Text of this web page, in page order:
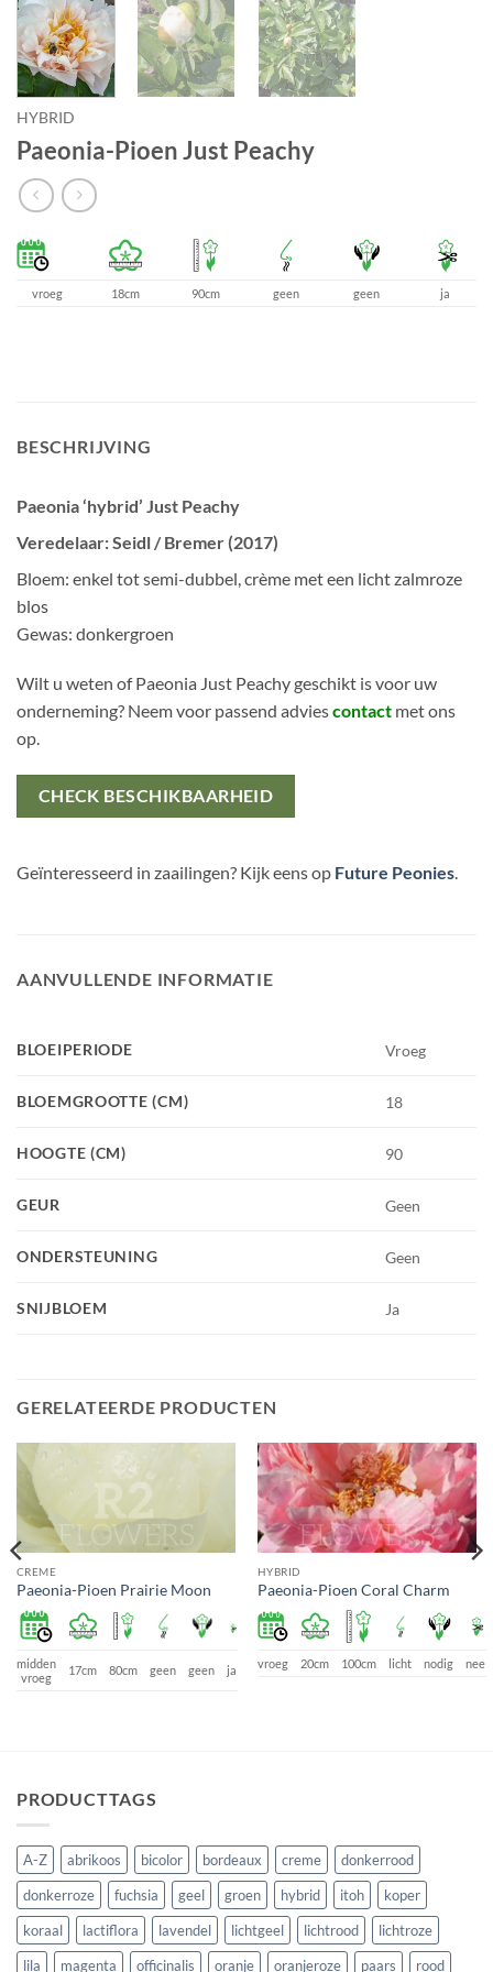
HYBRID
Paeonia-Pioen Just Peachy
vroeg 18cm 90cm geen geen ja
BESCHRIJVING
Paeonia ‘hybrid’ Just Peachy
Veredelaar: Seidl / Bremer (2017)
Bloem: enkel tot semi-dubbel, crème met een licht zalmroze
blos
Gewas: donkergroen
Wilt u weten of Paeonia Just Peachy geschikt is voor uw
onderneming? Neem voor passend adviescontact met ons
op.
CHECK BESCHIKBAARHEID
Geïnteresseerd in zaailingen? Kijk eens op Future Peonies
AANVULLENDE INFORMATIE
BLOEIPERIODE Vroeg
BLOEMGROOTTE (CM) 18
HOOGTE (CM) 90
GEUR Geen
ONDERSTEUNING Geen
SNIJBLOEM Ja
GERELATEERDE PRODUCTEN
CREME
Paeonia-Pioen Prairie Moon
midden
vroeg
17cm 80cm geen geen ja
HYBRID
Paeonia-Pioen Coral Charm
vroeg 20cm 100cm licht nodig nee
PRODUCTTAGS
A-Z abrikoos bicolor bordeaux creme
donkerrood
donkerroze
fuchsia geel groen hybrid itoh
koper
koraal
lactiflora lavendel lichtgeel lichtrood
lichtroze
lila
magenta officinalis oranje oranjeroze paars rood